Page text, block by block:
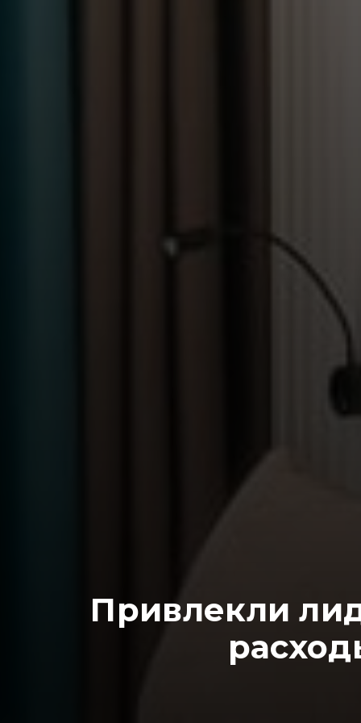
Привлекли